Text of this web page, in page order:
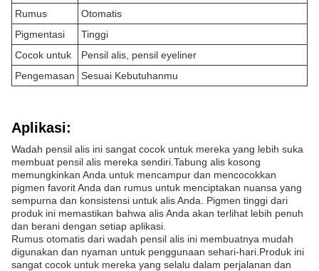
Rumus
Otomatis
Pigmentasi
Tinggi
Cocok untuk
Pensil alis, pensil eyeliner
Pengemasan
Sesuai Kebutuhanmu
Aplikasi:
Wadah pensil alis ini sangat cocok untuk mereka yang lebih suka
membuat pensil alis mereka sendiri.Tabung alis kosong
memungkinkan Anda untuk mencampur dan mencocokkan
pigmen favorit Anda dan rumus untuk menciptakan nuansa yang
sempurna dan konsistensi untuk alis Anda. Pigmen tinggi dari
produk ini memastikan bahwa alis Anda akan terlihat lebih penuh
dan berani dengan setiap aplikasi.
Rumus otomatis dari wadah pensil alis ini membuatnya mudah
digunakan dan nyaman untuk penggunaan sehari-hari.Produk ini
sangat cocok untuk mereka yang selalu dalam perjalanan dan